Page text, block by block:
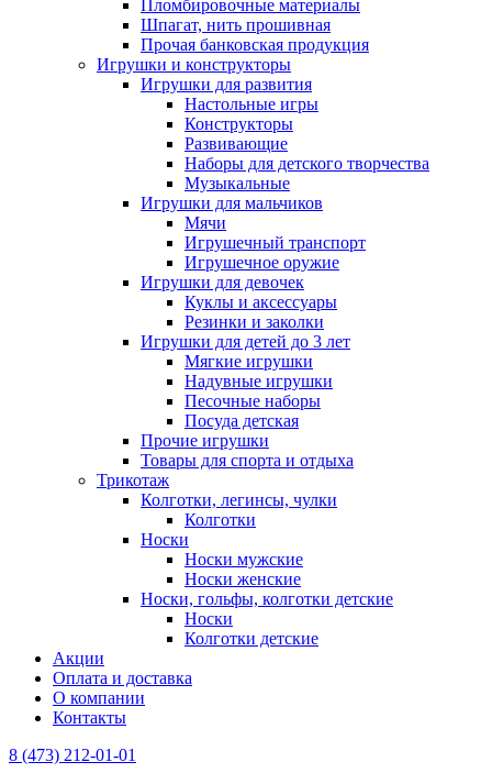
Пломбировочные материалы
Шпагат, нить прошивная
Прочая банковская продукция
Игрушки и конструкторы
Игрушки для развития
Настольные игры
Конструкторы
Развивающие
Наборы для детского творчества
Музыкальные
Игрушки для мальчиков
Мячи
Игрушечный транспорт
Игрушечное оружие
Игрушки для девочек
Куклы и аксессуары
Резинки и заколки
Игрушки для детей до 3 лет
Мягкие игрушки
Надувные игрушки
Песочные наборы
Посуда детская
Прочие игрушки
Товары для спорта и отдыха
Трикотаж
Колготки, легинсы, чулки
Колготки
Носки
Носки мужские
Носки женские
Носки, гольфы, колготки детские
Носки
Колготки детские
Акции
Оплата и доставка
О компании
Контакты
8 (473) 212-01-01